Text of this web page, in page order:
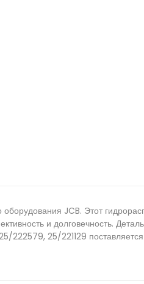
JCB. Этот
и долговечность.
222579, 25/221129